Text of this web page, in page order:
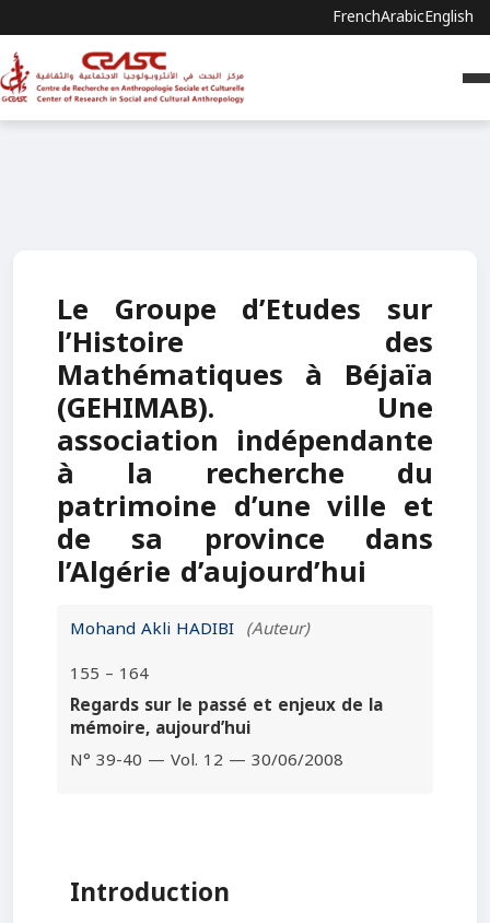
FrenchArabicEnglish
Le Groupe d’Etudes sur
l’Histoire des
Mathématiques à Béjaïa
(GEHIMAB). Une
association indépendante
à la recherche du
patrimoine d’une ville et
de sa province dans
l’Algérie d’aujourd’hui
Mohand Akli HADIBI (Auteur)
155 – 164
Regards sur le passé et enjeux de la
mémoire, aujourd’hui
N° 39-40 — Vol. 12 — 30/06/2008
Introduction